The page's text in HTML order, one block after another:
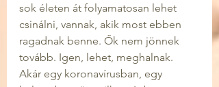
sok életen át folyamatosan lehet
csinálni, vannak, akik most ebben
ragadnak benne. Ők nem jönnek
tovább. Igen, lehet, meghalnak.
Akár egy koronavírusban, egy